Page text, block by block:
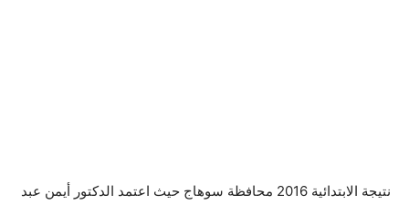
نتيجة الابتدائية 2016 محافظة سوهاج حيث اعتمد الدكتور أيمن عبد